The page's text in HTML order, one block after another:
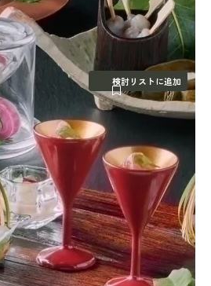
検討リストに追加